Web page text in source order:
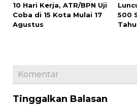
10 Hari Kerja, ATR/BPN Uji
Coba di 15 Kota Mulai 17
Agustus
500
Komentar
Tinggalkan Balasan